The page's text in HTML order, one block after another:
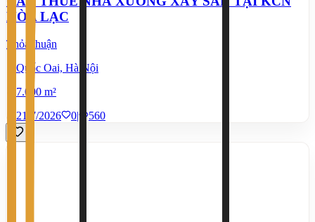
HÒA LẠC
Thỏa thuận
Quốc Oai, Hà Nội
7.000 m²
21/7/2026
0| 560